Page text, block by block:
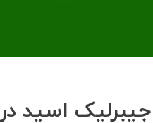
اسید